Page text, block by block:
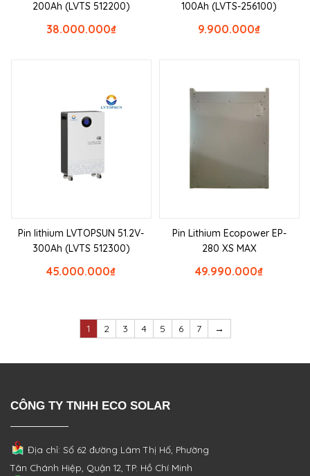
200Ah (LVTS 512200)
₫
38.000.000
100Ah (LVTS-256100)
₫
9.900.000
Pin lithium LVTOPSUN 51.2V-
300Ah (LVTS 512300)
₫
45.000.000
Pin Lithium Ecopower EP-
280 XS MAX
₫
49.990.000
1 2 3 4 5 6 7 →
CÔNG TY TNHH ECO SOLAR
Địa chỉ: Số 62 đường Lâm Thị Hố, Phường
Tân Chánh Hiệp, Quận 12, TP. Hồ Chí Minh